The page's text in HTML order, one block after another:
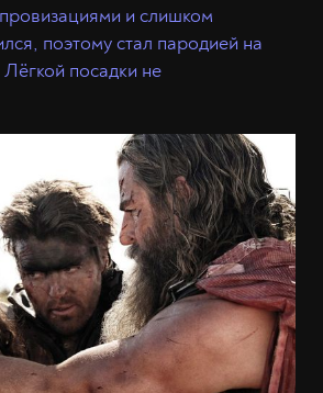
и слишком
поэтому стал пародией на
посадки не